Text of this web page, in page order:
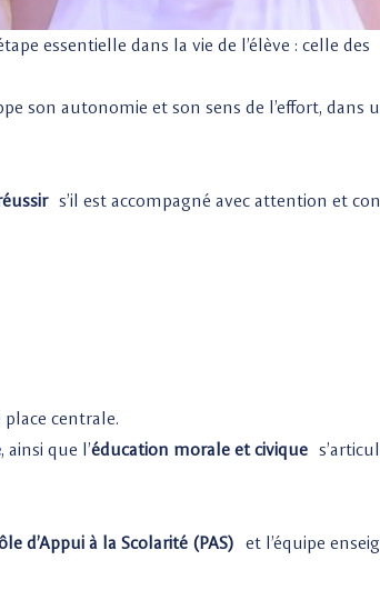
essentielle dans la vie de l’élève : celle des
son autonomie et son sens de l’effort,
s’il est accompagné avec attention et
centrale.
, ainsi que l’éducation morale et civique
d’Appui à la Scolarité (PAS) et l’équipe